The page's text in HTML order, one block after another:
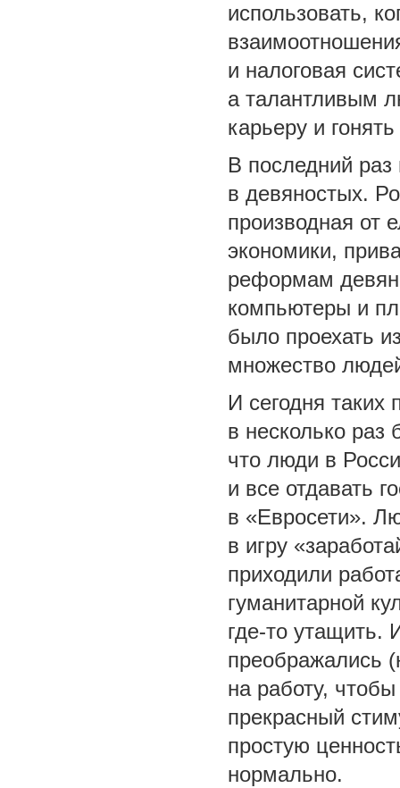
использовать,
и налоговая
а талантливым
карьеру и
В последний
в девяностых.
производная от
экономики,
реформам
компьютеры и
было проехать
множество
И сегодня таких
в несколько
что люди в
и все отдавать
в «Евросети».
в игру
приходили
гуманитарной
где-то утащить.
преображались
на работу,
прекрасный
простую
нормально.